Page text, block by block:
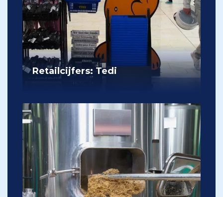
Retailcijfers: Tedi